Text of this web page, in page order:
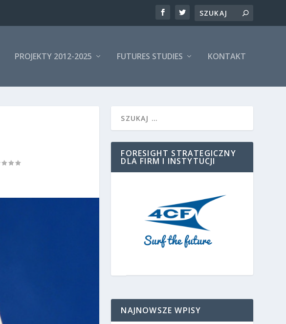
Search
PROJEKTY 2012-2025 FUTURES STUDIES KONTAKT
FORESIGHT STRATEGICZNY
DLA FIRM I INSTYTUCJI
NAJNOWSZE WPISY